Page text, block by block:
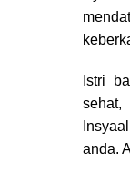
Istri
anda.